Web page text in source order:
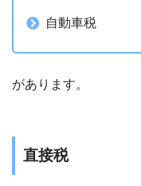
自動車税
があります。
直接税